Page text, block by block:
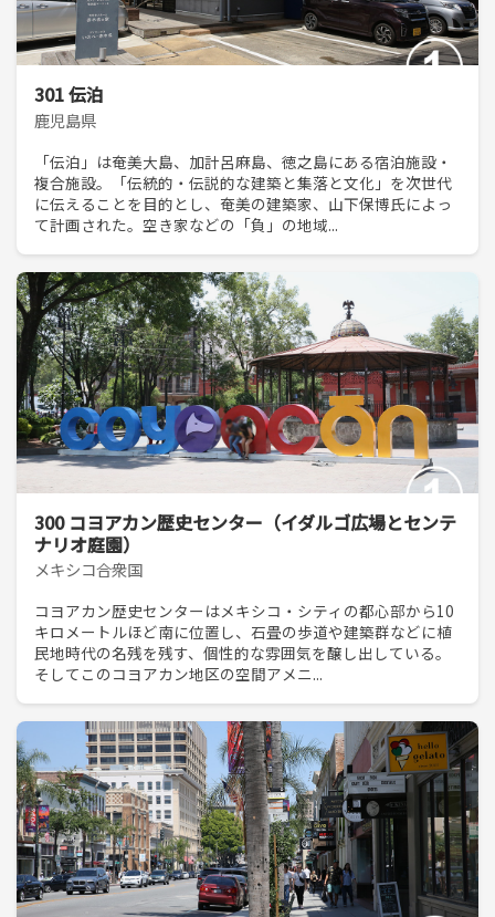
301 伝泊
鹿児島県
「伝泊」は奄美大島、加計呂麻島、徳之島にある宿泊施設・
複合施設。「伝統的・伝説的な建築と集落と文化」を次世代
に伝えることを目的とし、奄美の建築家、山下保博氏によっ
て計画された。空き家などの「負」の地域...
300 コヨアカン歴史センター（イダルゴ広場とセンテ
ナリオ庭園）
メキシコ合衆国
コヨアカン歴史センターはメキシコ・シティの都心部から10
キロメートルほど南に位置し、石畳の歩道や建築群などに植
民地時代の名残を残す、個性的な雰囲気を醸し出している。
そしてこのコヨアカン地区の空間アメニ...